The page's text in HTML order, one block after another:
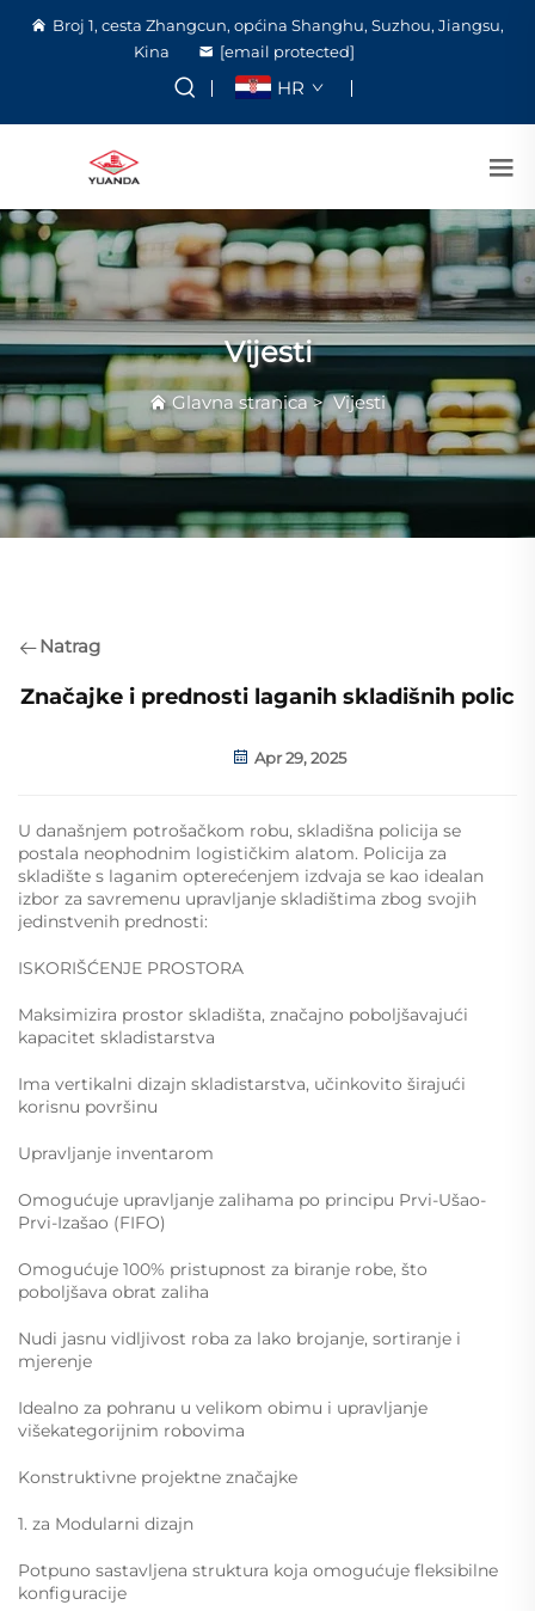
Broj 1, cesta Zhangcun, općina Shanghu, Suzhou, Jiangsu,
Kina
[email protected]
HR
Vijesti
Glavna stranica>Vijesti
Natrag
Značajke i prednosti laganih skladišnih polic
Apr 29, 2025
U današnjem potrošačkom robu, skladišna policija se
postala neophodnim logističkim alatom. Policija za
skladište s laganim opterećenjem izdvaja se kao idealan
izbor za savremenu upravljanje skladištima zbog svojih
jedinstvenih prednosti:
ISKORIŠĆENJE PROSTORA
Maksimizira prostor skladišta, značajno poboljšavajući
kapacitet skladistarstva
Ima vertikalni dizajn skladistarstva, učinkovito širajući
korisnu površinu
Upravljanje inventarom
Omogućuje upravljanje zalihama po principu Prvi-Ušao-
Prvi-Izašao (FIFO)
Omogućuje 100% pristupnost za biranje robe, što
poboljšava obrat zaliha
Nudi jasnu vidljivost roba za lako brojanje, sortiranje i
mjerenje
Idealno za pohranu u velikom obimu i upravljanje
višekategorijnim robovima
Konstruktivne projektne značajke
1. za Modularni dizajn
Potpuno sastavljena struktura koja omogućuje fleksibilne
konfiguracije